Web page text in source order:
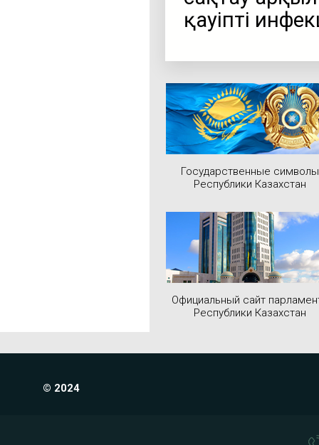
қауіпті
Государственные символы
Республики Казахстан
Официальный сайт
Республики Казахстан
© 2024